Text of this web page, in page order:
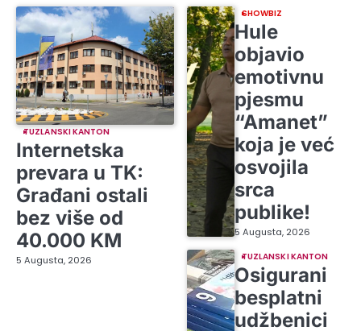
TUZLANSKI KANTON
Internetska
prevara u TK:
Građani ostali
bez više od
40.000 KM
5 Augusta, 2026
SHOWBIZ
Hule
objavio
emotivnu
pjesmu
“Amanet”
koja je već
osvojila
srca
publike!
5 Augusta, 2026
TUZLANSKI KANTON
Osigurani
besplatni
udžbenici